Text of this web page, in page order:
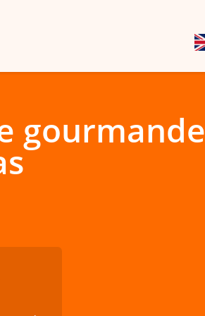
gourmande